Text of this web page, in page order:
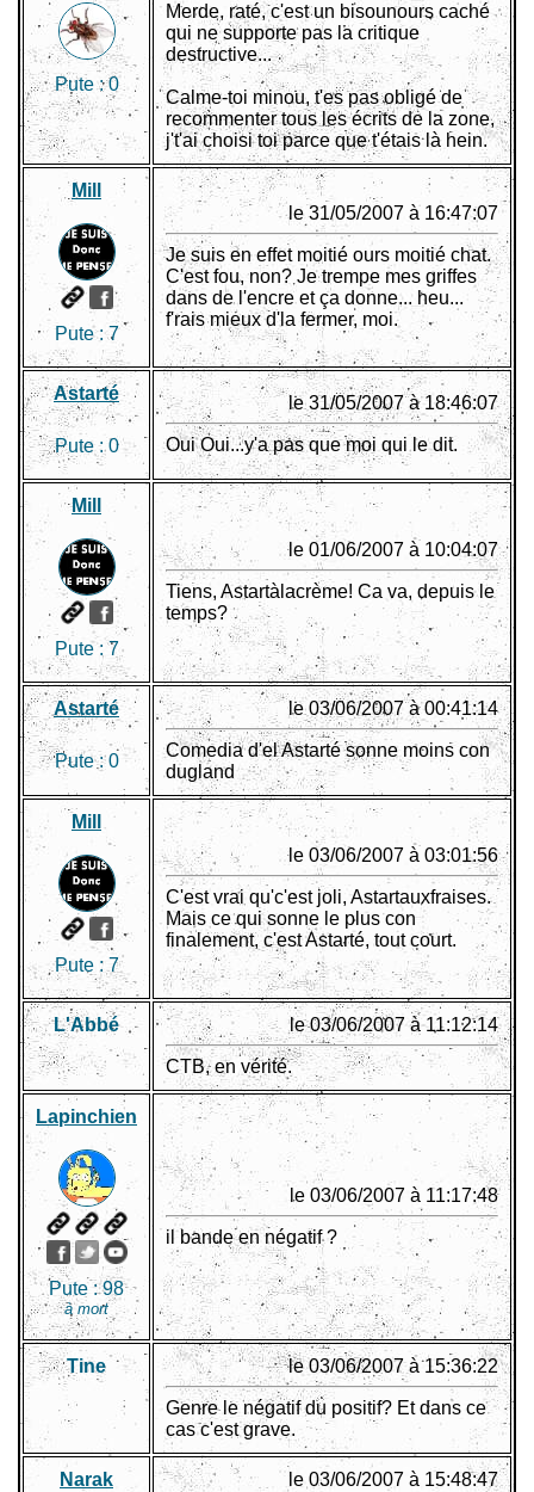
Pute :0
Merde, raté, c'est un bisounours caché
qui ne supporte pas la critique
destructive...
Calme-toi minou, t'es pas obligé de
recommenter tous les écrits de la zone,
j't'ai choisi toi parce que t'étais là hein.
Mill
Pute :7
le 31/05/2007 à 16:47:07
Je suis en effet moitié ours moitié chat.
C'est fou, non? Je trempe mes griffes
dans de l'encre et ça donne... heu...
f'rais mieux d'la fermer, moi.
Astarté
Pute :0
le 31/05/2007 à 18:46:07
Oui Oui...y'a pas que moi qui le dit.
Mill
Pute :7
le 01/06/2007 à 10:04:07
Tiens, Astartàlacrème! Ca va, depuis le
temps?
Astarté
Pute :0
le 03/06/2007 à 00:41:14
Comedia d'el Astarté sonne moins con
dugland
Mill
Pute : 7
le 03/06/2007 à 03:01:56
C'est vrai qu'c'est joli, Astartauxfraises.
Mais ce qui sonne le plus con
finalement, c'est Astarté, tout court.
L'Abbé le 03/06/2007 à 11:12:14
CTB, en vérité.
Lapinchien
Pute :98
à mort
le 03/06/2007 à 11:17:48
il bande en négatif ?
Tine le 03/06/2007 à 15:36:22
Genre le négatif du positif? Et dans ce
cas c'est grave.
Narak le 03/06/2007 à 15:48:47